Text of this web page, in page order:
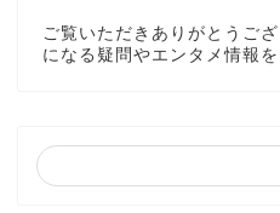
ご覧いただきありがとうご
になる疑問やエンタメ情報